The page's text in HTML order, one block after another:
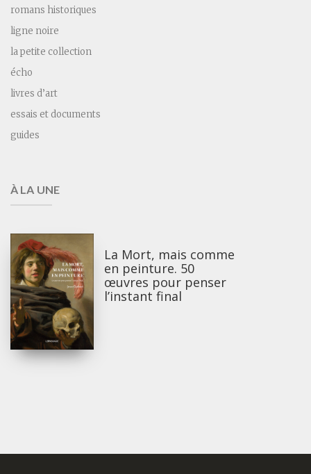
romans historiques
ligne noire
la petite collection
écho
livres d’art
essais et documents
guides
À LA UNE
La Mort, mais comme
en peinture. 50
œuvres pour penser
l’instant final